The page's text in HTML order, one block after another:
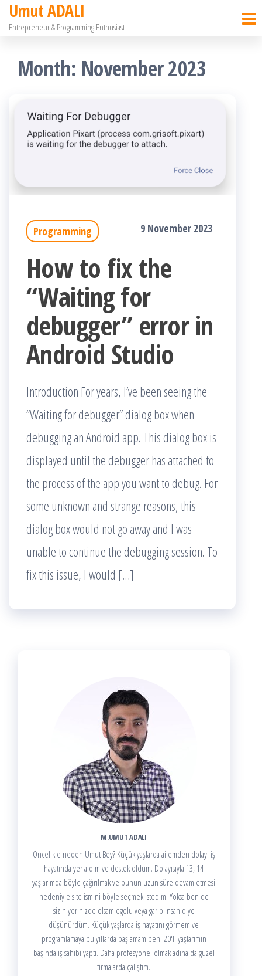
Skip
content
Umut ADALI
Entrepreneur & Programming Enthusiast
Month: November 2023
Programming 9 November 2023
How to fix the
“Waiting for
debugger” error in
Android Studio
Introduction For years, I’ve been seeing the
“Waiting for debugger” dialog box when
debugging an Android app. This dialog box is
displayed until the debugger has attached to
the process of the app you want to debug. For
some unknown and strange reasons, this
dialog box would not go away and I was
unable to continue the debugging session. To
fix this issue, I would […]
M.UMUT ADALI
Öncelikle neden Umut Bey? Küçük yaşlarda ailemden dolayı iş
hayatında yer aldım ve destek oldum. Dolayısıyla 13, 14
yaşlarımda böyle çağırılmak ve bunun uzun süre devam etmesi
nedeniyle site ismini böyle seçmek istedim. Yoksa ben de
sizin yerinizde olsam egolu veya garip insan diye
düşünürdüm. Küçük yaşlarda iş hayatını görmem ve
programlamaya bu yıllarda başlamam beni 20'li yaşlarımın
başında iş sahibi yaptı. Daha profesyonel olmak adına da güzel
firmalarda çalıştım.